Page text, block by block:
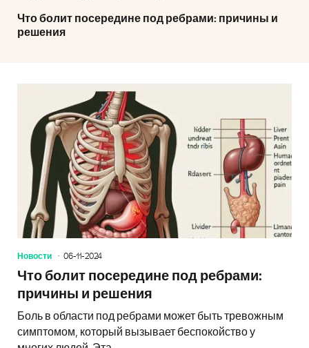
Что болит посередине под ребрами: причины и
решения
Новости 06-11-2024
Что болит посередине под ребрами:
причины и решения
Боль в области под ребрами может быть тревожным
симптомом, который вызывает беспокойство у